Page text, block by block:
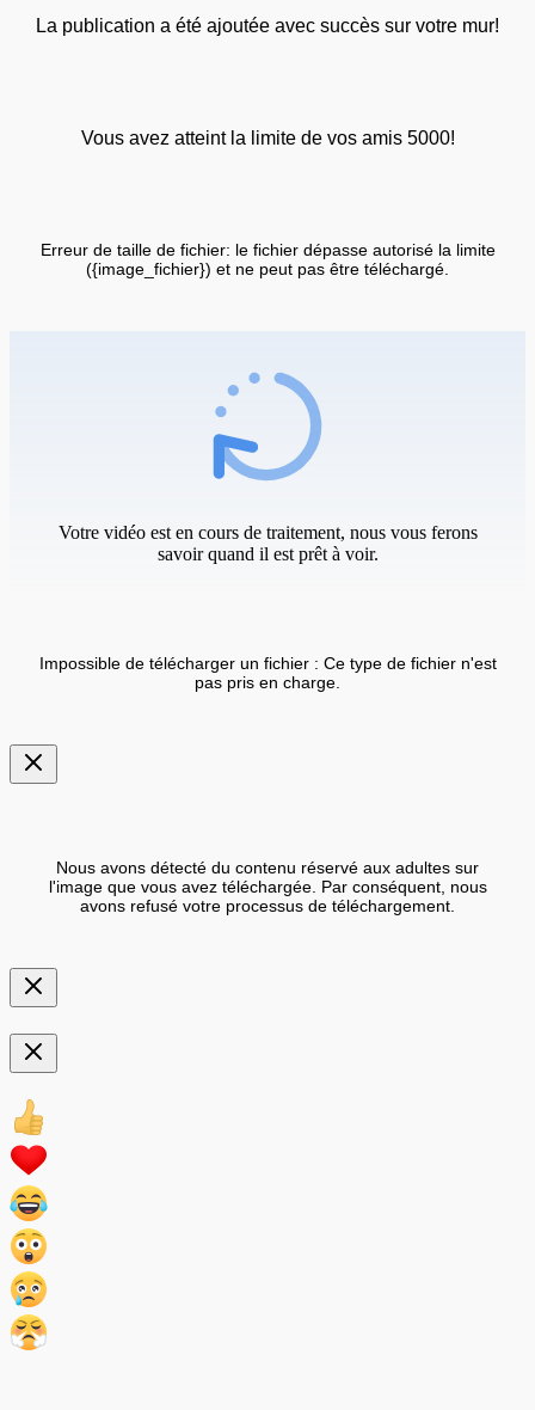
La publication a été ajoutée avec succès sur votre mur!
Vous avez atteint la limite de vos amis 5000!
Erreur de taille de fichier: le fichier dépasse autorisé la limite
({image_fichier}) et ne peut pas être téléchargé.
Votre vidéo est en cours de traitement, nous vous ferons
savoir quand il est prêt à voir.
Impossible de télécharger un fichier : Ce type de fichier n'est
pas pris en charge.
Nous avons détecté du contenu réservé aux adultes sur
l'image que vous avez téléchargée. Par conséquent, nous
avons refusé votre processus de téléchargement.